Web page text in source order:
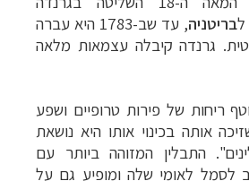
לבריטניה
, עד שב-1783 היא עברה
גרנדה קיבלה עצמאות מלאה
ריחות של פירות טרופיים ושפע
אותה בכינוי אותו היא נושאת
התבלין המזוהה ביותר עם
לסמל לאומי שלה ומופיע גם על